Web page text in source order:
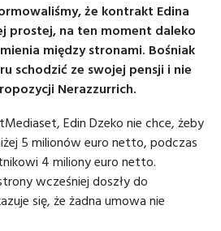
że kontrakt Edina
prostej, na ten moment daleko
między stronami. Bośniak
schodzić ze swojej pensji i nie
Nerazzurrich.
Edin Dzeko nie chce, żeby
5 milionów euro netto, podczas
4 miliony euro netto.
wcześniej doszły do
się, że żadna umowa nie